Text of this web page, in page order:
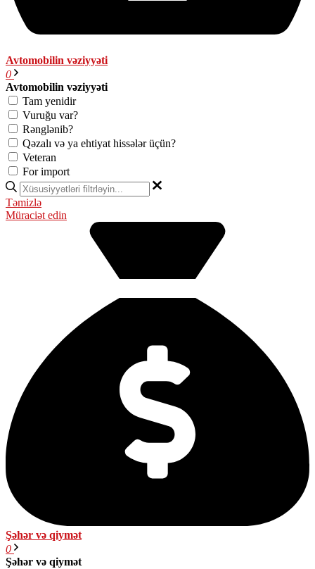
Avtomobilin vəziyyəti
0
Avtomobilin vəziyyəti
Tam yenidir
Vuruğu var?
Rənglənib?
Qəzalı və ya ehtiyat hissələr üçün?
Veteran
For import
Təmizlə
Müraciət edin
Şəhər və qiymət
0
Şəhər və qiymət